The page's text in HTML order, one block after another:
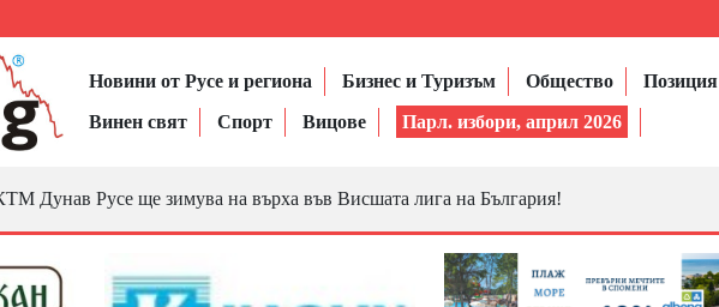
Новини от Русе и региона Бизнес и Туризъм Общество Позиция
Винен свят
Спорт Вицове Парл. избори, април 2026
Дунав Русе ще зимува на върха във Висшата лига на България!